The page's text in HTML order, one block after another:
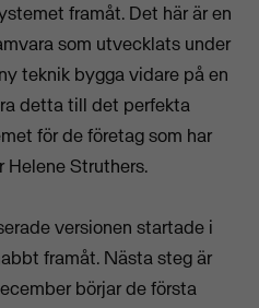
framåt. Det här är en
som utvecklats under
teknik bygga vidare på en
detta till det perfekta
för de företag som har
Helene Struthers.
versionen startade i
framåt. Nästa steg är
börjar de första